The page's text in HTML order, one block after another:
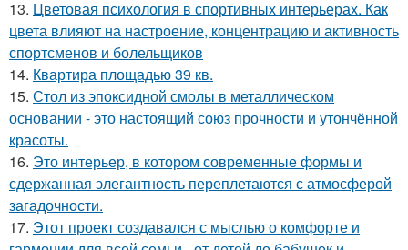
13. Цветовая психология в спортивных интерьерах. Как
цвета влияют на настроение, концентрацию и активность
спортсменов и болельщиков
14. Квартира площадью 39 кв.
15. Стол из эпоксидной смолы в металлическом
основании - это настоящий союз прочности и утончённой
красоты.
16. Это интерьер, в котором современные формы и
сдержанная элегантность переплетаются с атмосферой
загадочности.
17. Этот проект создавался с мыслью о комфорте и